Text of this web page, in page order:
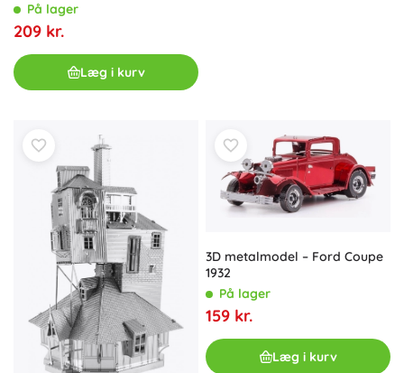
På lager
209 kr.
Læg i kurv
3D metalmodel – Ford Coupe
1932
På lager
159 kr.
Læg i kurv